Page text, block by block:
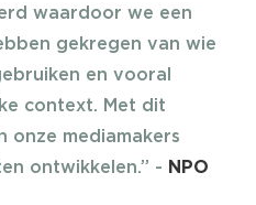
waardoor we een
gekregen van wie
en vooral
context. Met dit
onze mediamakers
ontwikkelen.” - NPO